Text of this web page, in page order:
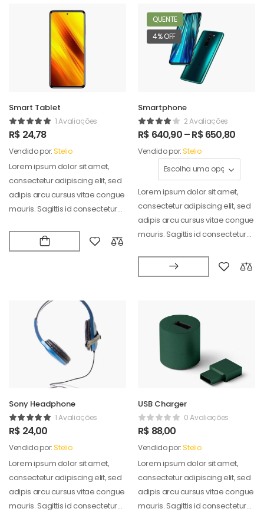
Smart Tablet
1 Avaliações
R$ 24,78
Vendido por:Stelio
Lorem ipsum dolor sit amet,
consectetur adipiscing elit, sed
adipis arcu cursus vitae congue
mauris. Sagittis id consectetur
QUENTE
4% OFF
Smartphone
2 Avaliações
R$ 640,90–R$650,80
Vendido por:Stelio
Lorem ipsum dolor sit amet,
consectetur adipiscing elit, sed
adipis arcu cursus vitae congue
mauris. Sagittis id consectetur
Sony Headphone
1 Avaliações
R$ 24,00
Vendido por:Stelio
Lorem ipsum dolor sit amet,
consectetur adipiscing elit, sed
adipis arcu cursus vitae congue
mauris. Sagittis id consectetur
USB Charger
0 Avaliações
R$ 88,00
Vendido por:Stelio
Lorem ipsum dolor sit amet,
consectetur adipiscing elit, sed
adipis arcu cursus vitae congue
mauris. Sagittis id consectetur